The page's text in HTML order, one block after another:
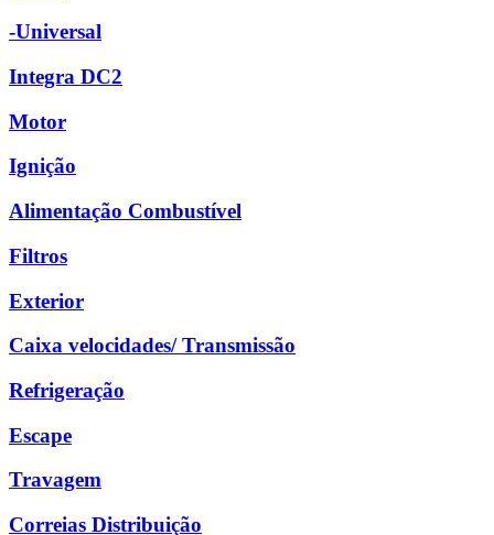
-Universal
Integra DC2
Motor
Ignição
Alimentação Combustível
Filtros
Exterior
Caixa velocidades/ Transmissão
Refrigeração
Escape
Travagem
Correias Distribuição